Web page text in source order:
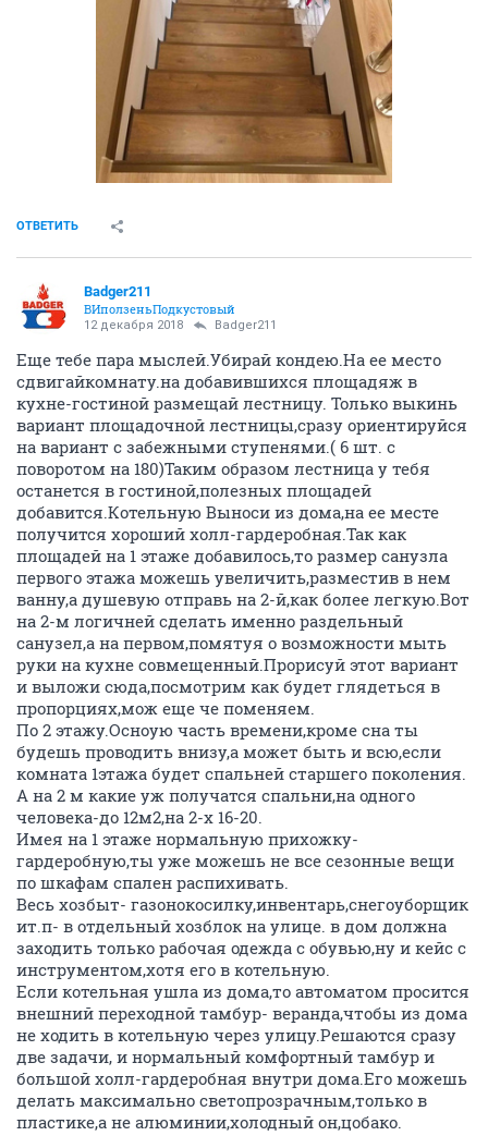
ОТВЕТИТЬ
Badger211
ВИползеньПодкустовый
12 декабря 2018 Badger211
Еще тебе пара мыслей.Убирай кондею.На ее место
сдвигайкомнату.на добавившихся площадяж в
кухне-гостиной размещай лестницу. Только выкинь
вариант площадочной лестницы,сразу ориентируйся
на вариант с забежными ступенями.( 6 шт. с
поворотом на 180)Таким образом лестница у тебя
останется в гостиной,полезных площадей
добавится.Котельную Выноси из дома,на ее месте
получится хороший холл-гардеробная.Так как
площадей на 1 этаже добавилось,то размер санузла
первого этажа можешь увеличить,разместив в нем
ванну,а душевую отправь на 2-й,как более легкую.Вот
на 2-м логичней сделать именно раздельный
санузел,а на первом,помятуя о возможности мыть
руки на кухне совмещенный.Прорисуй этот вариант
и выложи сюда,посмотрим как будет глядеться в
пропорциях,мож еще че поменяем.
По 2 этажу.Осноую часть времени,кроме сна ты
будешь проводить внизу,а может быть и всю,если
комната 1этажа будет спальней старшего поколения.
А на 2 м какие уж получатся спальни,на одного
человека-до 12м2,на 2-х 16-20.
Имея на 1 этаже нормальную прихожку-
гардеробную,ты уже можешь не все сезонные вещи
по шкафам спален распихивать.
Весь хозбыт- газонокосилку,инвентарь,снегоуборщик
ит.п- в отдельный хозблок на улице. в дом должна
заходить только рабочая одежда с обувью,ну и кейс с
инструментом,хотя его в котельную.
Если котельная ушла из дома,то автоматом просится
внешний переходной тамбур- веранда,чтобы из дома
не ходить в котельную через улицу.Решаются сразу
две задачи, и нормальный комфортный тамбур и
большой холл-гардеробная внутри дома.Его можешь
делать максимально светопрозрачным,только в
пластике,а не алюминии,холодный он,цобако.